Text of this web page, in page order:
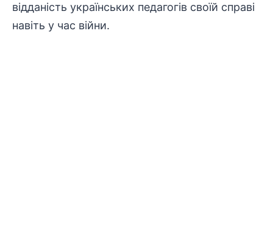
відданість українських педагогів своїй справі
навіть у час війни.